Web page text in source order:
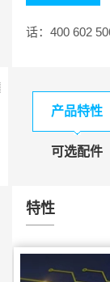
话：400 602
产品特性
可选配件
特性